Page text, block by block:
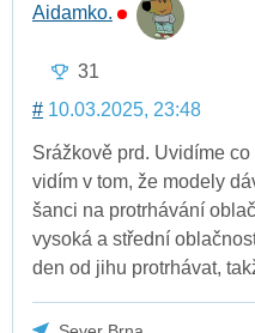
Aidamko.
31
# 10.03.2025, 23:48
Srážkově prd. Uvidíme
vidím v tom, že modely
šanci na protrhávání
vysoká a střední
den od jihu protrhávat,